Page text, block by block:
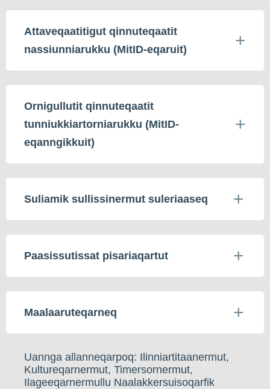
Attaveqaatitigut qinnuteqaatit
nassiunniarukku (MitID-eqaruit)
Ornigullutit qinnuteqaatit
tunniukkiartorniarukku (MitID-
eqanngikkuit)
Suliamik sullissinermut suleriaaseq
Paasissutissat pisariaqartut
Maalaaruteqarneq
Uannga allanneqarpoq: Ilinniartitaanermut,
Kultureqarnermut, Timersornermut,
Ilageeqarnermullu Naalakkersuisoqarfik